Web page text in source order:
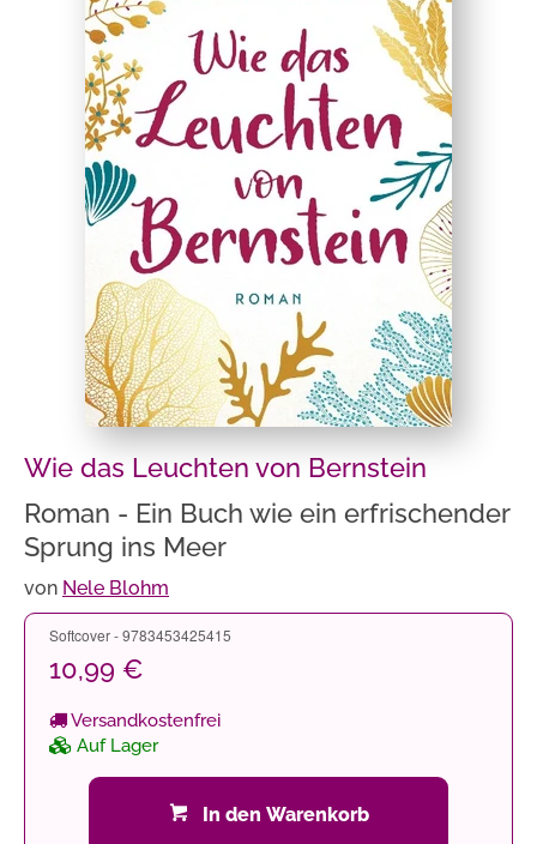
Wie das Leuchten von Bernstein
Roman - Ein Buch wie ein erfrischender
Sprung ins Meer
von Nele Blohm
Softcover - 9783453425415
10,99 €
Versandkostenfrei
Auf Lager
In den Warenkorb